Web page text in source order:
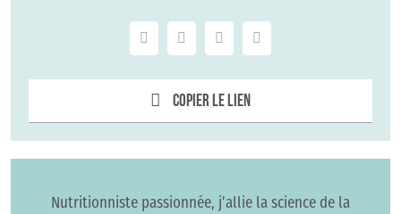
Copier le lien
Nutritionniste passionnée, j’allie la science de la